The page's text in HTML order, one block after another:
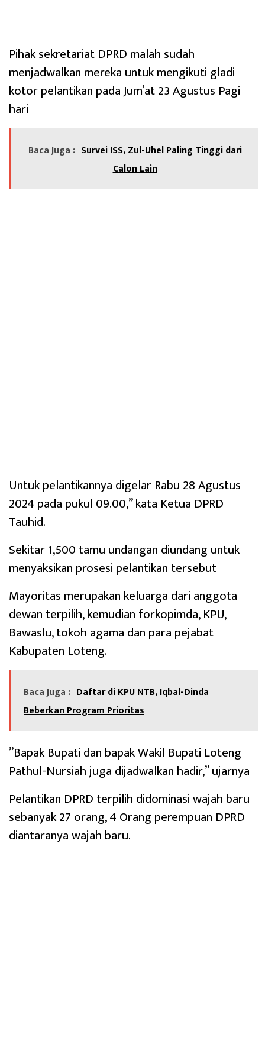
Pihak sekretariat DPRD malah sudah
menjadwalkan mereka untuk mengikuti gladi
kotor pelantikan pada Jum’at 23 Agustus Pagi
hari
Baca Juga : Survei ISS, Zul-Uhel Paling Tinggi dari
Calon Lain
Untuk pelantikannya digelar Rabu 28 Agustus
2024 pada pukul 09.00,’’ kata Ketua DPRD
Tauhid.
Sekitar 1,500 tamu undangan diundang untuk
menyaksikan prosesi pelantikan tersebut
Mayoritas merupakan keluarga dari anggota
dewan terpilih, kemudian forkopimda, KPU,
Bawaslu, tokoh agama dan para pejabat
Kabupaten Loteng.
Baca Juga : Daftar di KPU NTB, Iqbal-Dinda
Beberkan Program Prioritas
’’Bapak Bupati dan bapak Wakil Bupati Loteng
Pathul-Nursiah juga dijadwalkan hadir,’’ ujarnya
Pelantikan DPRD terpilih didominasi wajah baru
sebanyak 27 orang, 4 Orang perempuan DPRD
diantaranya wajah baru.